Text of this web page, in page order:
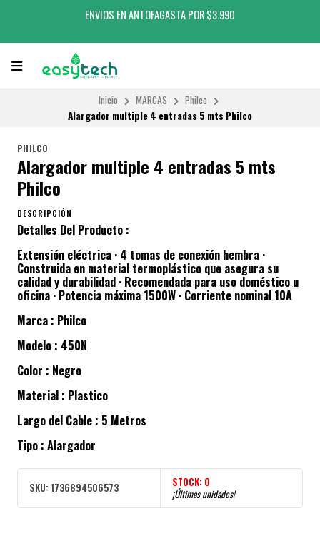
ENVIOS EN ANTOFAGASTA POR $3.990
Inicio MARCAS
Philco
Alargador multiple 4 entradas 5 mts Philco
PHILCO
Alargador multiple 4 entradas 5 mts
Philco
DESCRIPCIÓN
Detalles Del Producto :
Extensión eléctrica · 4 tomas de conexión hembra ·
Construida en material termoplástico que asegura su
calidad y durabilidad · Recomendada para uso doméstico u
oficina · Potencia máxima 1500W · Corriente nominal 10A
Marca : Philco
Modelo : 450N
Color : Negro
Material : Plastico
Largo del Cable : 5 Metros
Tipo : Alargador
SKU: 1736894506573 STOCK: 0
¡Últimas unidades!